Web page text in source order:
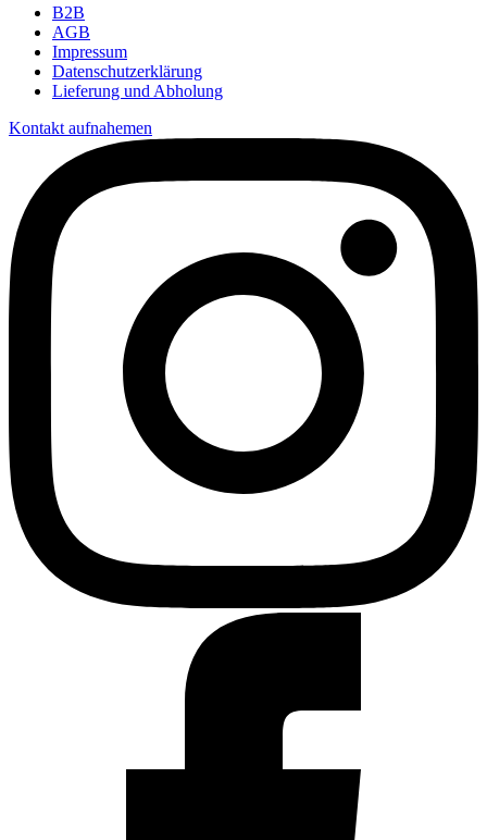
B2B
AGB
Impressum
Datenschutzerklärung
Lieferung und Abholung
Kontakt aufnahemen